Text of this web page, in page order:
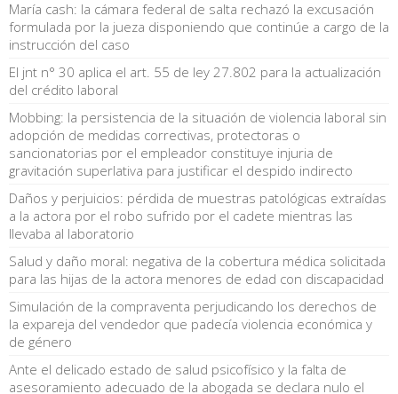
María cash: la cámara federal de salta rechazó la excusación
formulada por la jueza disponiendo que continúe a cargo de la
instrucción del caso
El jnt n° 30 aplica el art. 55 de ley 27.802 para la actualización
del crédito laboral
Mobbing: la persistencia de la situación de violencia laboral sin
adopción de medidas correctivas, protectoras o
sancionatorias por el empleador constituye injuria de
gravitación superlativa para justificar el despido indirecto
Daños y perjuicios: pérdida de muestras patológicas extraídas
a la actora por el robo sufrido por el cadete mientras las
llevaba al laboratorio
Salud y daño moral: negativa de la cobertura médica solicitada
para las hijas de la actora menores de edad con discapacidad
Simulación de la compraventa perjudicando los derechos de
la expareja del vendedor que padecía violencia económica y
de género
Ante el delicado estado de salud psicofísico y la falta de
asesoramiento adecuado de la abogada se declara nulo el